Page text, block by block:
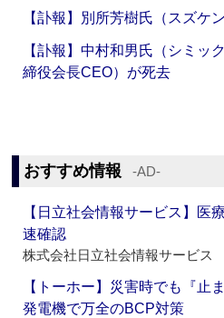
【訃報】別所芳樹氏（スズケ
【訃報】中村和男氏（シミッ
締役会長CEO）が死去
おすすめ情報 ‐AD‐
【日立社会情報サービス】医
速確認
株式会社日立社会情報サービス
【トーホー】災害時でも『
発電機で万全のBCP対策